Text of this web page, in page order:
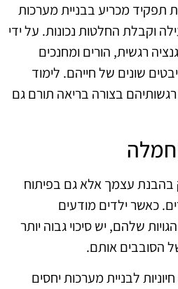
תפקיד מכריע בבניית מערכות
וקבלת החלטות נכונות. על ידי
רגשית, הורים ומחנכים
שונים של חייהם. לימוד
בצורה בריאה תורם גם
בהבנת עצמך אלא גם בפיתוח
כאשר ילדים מודעים
שלהם, יש סיכוי גבוה יותר
של הסובבים אותם.
לבניית מערכות יחסים